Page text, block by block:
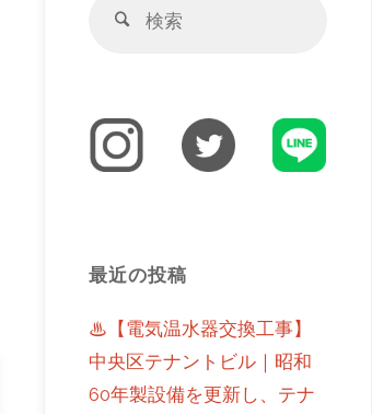
最近の投稿
♨【電気温水器交換工事】
中央区テナントビル｜昭和
60年製設備を更新し、テナ